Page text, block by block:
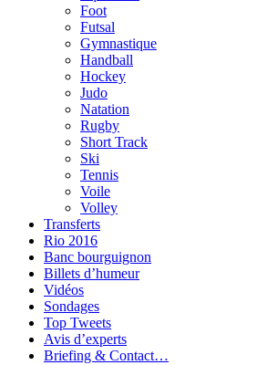
Foot
Futsal
Gymnastique
Handball
Hockey
Judo
Natation
Rugby
Short Track
Ski
Tennis
Voile
Volley
Transferts
Rio 2016
Banc bourguignon
Billets d’humeur
Vidéos
Sondages
Top Tweets
Avis d’experts
Briefing & Contact…